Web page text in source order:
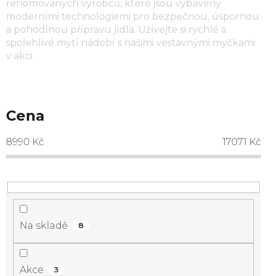
renomovaných výrobců, které jsou vybaveny
moderními technologiemi pro bezpečnou, úspornou
a pohodlnou přípravu jídla. Užívejte si rychlé a
spolehlivé mytí nádobí s našimi vestavnými myčkami
v akci.
Cena
8990 Kč 17071 Kč
Na skladě 8
Akce 3